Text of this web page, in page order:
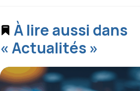
À lire aussi dans
« Actualités »